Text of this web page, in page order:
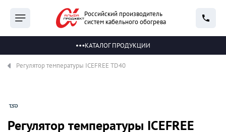
Российский производитель
систем кабельного обогрева
КАТАЛОГ ПРОДУКЦИИ
Регулятор температуры ICEFREE TD40
Регулятор температуры ICEFREE